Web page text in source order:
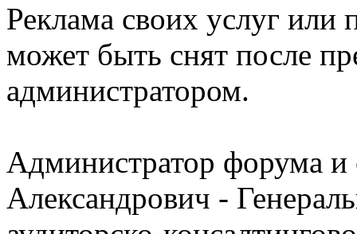
Реклама своих услуг или
может быть снят после
администратором.
Администратор форума и
Александрович -